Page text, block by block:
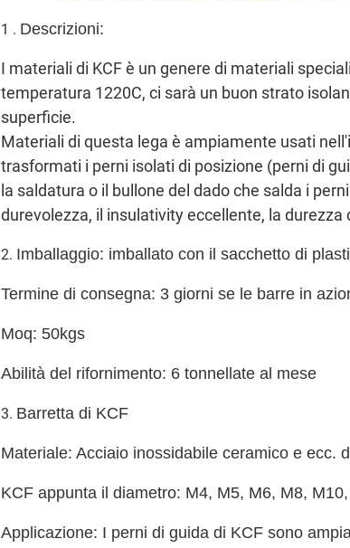
1 . Descrizioni:
I materiali di KCF è un genere di materiali
temperatura 1220C, ci sarà un buon strato
superficie.
Materiali di questa lega è ampiamente usati
trasformati i perni isolati di posizione (perni di
la saldatura o il bullone del dado che salda i
durevolezza, il insulativity eccellente, la
2. Imballaggio: imballato con il sacchetto di
Termine di consegna: 3 giorni se le barre in
Moq: 50kgs
Abilità del rifornimento: 6 tonnellate al mese
3. Barretta di KCF
Materiale: Acciaio inossidabile ceramico e ecc.
KCF appunta il diametro: M4, M5, M6, M8,
Applicazione: I perni di guida di KCF sono